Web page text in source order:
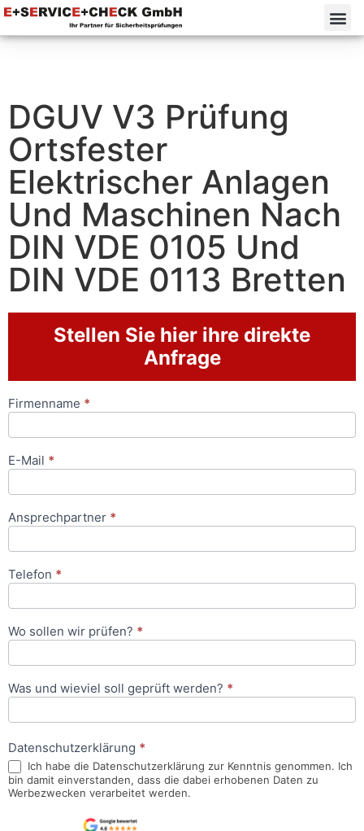
DGUV V3 Prüfung
Ortsfester
Elektrischer Anlagen
Und Maschinen Nach
DIN VDE 0105 Und
DIN VDE 0113 Bretten
Stellen Sie hier ihre direkte
Anfrage
Anfrageformular
Firmenname *
E-Mail *
Ansprechpartner *
Telefon *
Wo sollen wir prüfen? *
Was und wieviel soll geprüft werden? *
Datenschutzerklärung *
Ich habe die Datenschutzerklärung zur Kenntnis genommen. Ich
bin damit einverstanden, dass die dabei erhobenen Daten zu
Werbezwecken verarbeitet werden.